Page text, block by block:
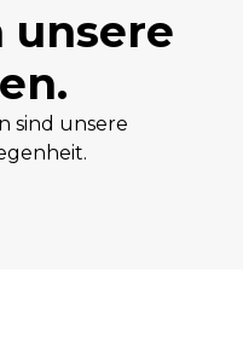
unsere
sind unsere